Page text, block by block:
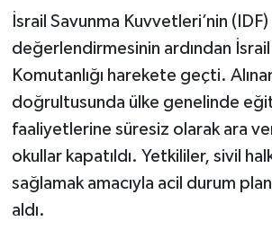
İsrail Savunma Kuvvetleri’nin
değerlendirmesinin ardından
Komutanlığı harekete geçti.
doğrultusunda ülke genelinde
faaliyetlerine süresiz olarak ara
okullar kapatıldı. Yetkililer, sivil
sağlamak amacıyla acil durum
aldı.